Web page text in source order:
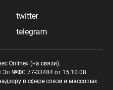
twitter
telegram
Online» (на связи).
Эл №ФС 77-33484 от 15.10.08.
в сфере связи и массовых